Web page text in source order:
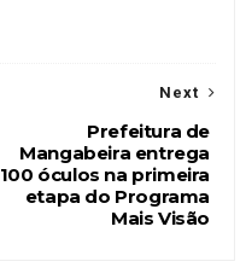
Next
Prefeitura de
Mangabeira entrega
100 óculos na primeira
etapa do Programa
Mais Visão